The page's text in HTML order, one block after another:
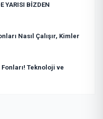
YARISI BİZDEN
Nasıl Çalışır, Kimler
Teknoloji ve